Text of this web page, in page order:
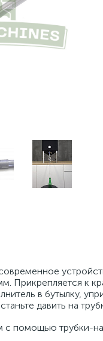
Прикрепляется к
в бутылку,
давить на
с помощью трубки-